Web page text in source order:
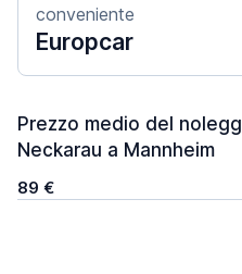
conveniente
Europcar
Prezzo medio del
Neckarau a Mannheim
89 €